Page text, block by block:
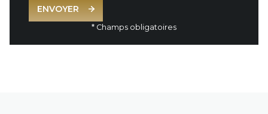
ENVOYER
* Champs obligatoires